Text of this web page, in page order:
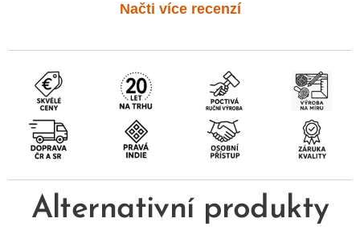
Načti více recenzí
Alternativní produkty